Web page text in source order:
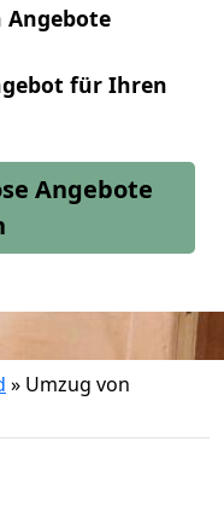
Angebote
für Ihren
Angebote
» Umzug von